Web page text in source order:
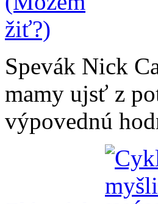
Spevák Nick
mamy ujsť z
výpovednú